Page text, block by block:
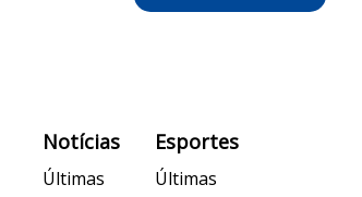
Notícias
Últimas
Esportes
Últimas